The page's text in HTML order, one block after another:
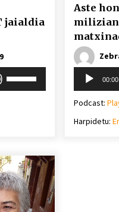
jaialdia
jaisteko.
Aste
Soinu
00:00
Podcast:
Harpidetu: